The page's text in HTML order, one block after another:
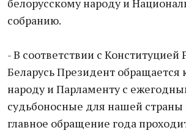
белорусскому народу и
собранию.
- В соответствии с Конституцией
Беларусь Президент обращается
народу и Парламенту с
судьбоносные для нашей
главное обращение года